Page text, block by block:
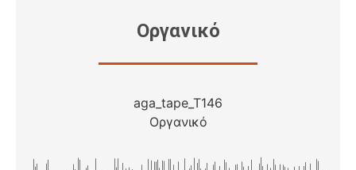
Οργανικό
aga_tape_T146
Οργανικό